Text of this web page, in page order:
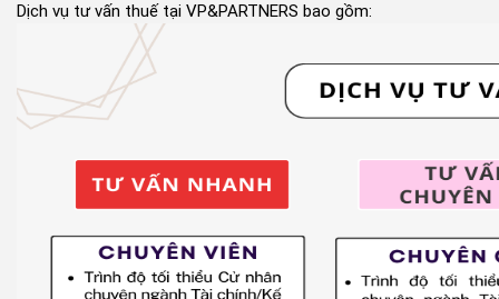
Dịch vụ tư vấn thuế tại VP&PARTNERS bao gồm: